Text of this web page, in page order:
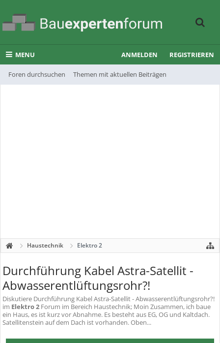
MENU
Foren durchsuchen Themen mit aktuellen Beiträgen
ANMELDEN REGISTRIEREN
Haustechnik Elektro 2
Durchführung Kabel Astra-Satellit -
Abwasserentlüftungsrohr?!
Diskutiere Durchführung Kabel Astra-Satellit - Abwasserentlüftungsrohr?!
im Elektro 2 Forum im Bereich Haustechnik; Moin Zusammen, ich baue
ein Haus, es ist kurz vor Abnahme. Es besteht aus EG, OG und Kaltdach.
Satellitenstein auf dem Dach ist vorhanden. Oben...